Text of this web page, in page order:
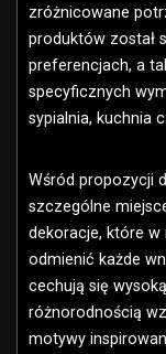
zróżnicowane
produktów został
preferencjach, a
specyficznych
sypialnia, kuchnia
Wśród propozycji
szczególne
dekoracje, które
odmienić każde
cechują się
różnorodnością
motywy